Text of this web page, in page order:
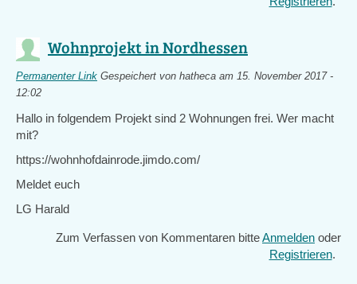
Wohnprojekt in Nordhessen
Permanenter Link Gespeichert von hatheca am 15. November 2017 -
12:02
Hallo in folgendem Projekt sind 2 Wohnungen frei. Wer macht
mit?
https://wohnhofdainrode.jimdo.com/
Meldet euch
LG Harald
Zum Verfassen von Kommentaren bitteAnmelden oder
Registrieren.